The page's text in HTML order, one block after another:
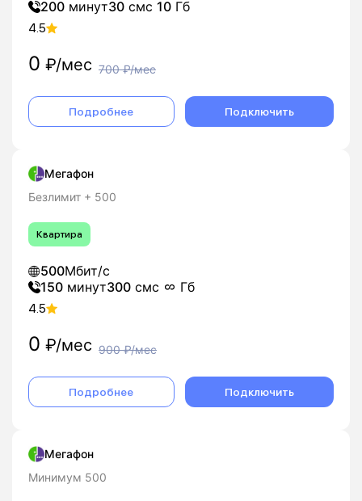
200 минут30 смс 10 Гб
4.5
0 ₽/мес 700₽/мес
Подробнее Подключить
Мегафон
Безлимит + 500
Квартира
500Мбит/с
150 минут300 смс Гб
4.5
0 ₽/мес 900₽/мес
Подробнее Подключить
Мегафон
Минимум 500